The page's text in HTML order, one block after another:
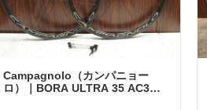
Campagnolo（カンパニョー
ロ）｜BORA ULTRA 35 AC3